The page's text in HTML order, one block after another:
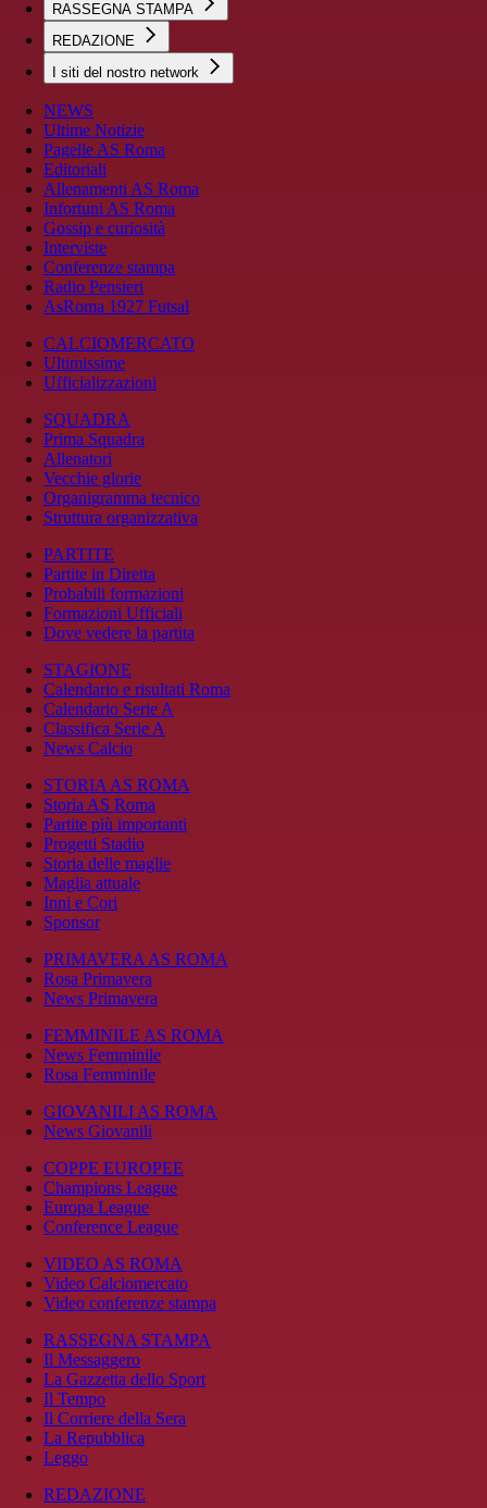
RASSEGNA STAMPA
REDAZIONE
I siti del nostro network
NEWS
Ultime Notizie
Pagelle AS Roma
Editoriali
Allenamenti AS Roma
Infortuni AS Roma
Gossip e curiosità
Interviste
Conferenze stampa
Radio Pensieri
AsRoma 1927 Futsal
CALCIOMERCATO
Ultimissime
Ufficializzazioni
SQUADRA
Prima Squadra
Allenatori
Vecchie glorie
Organigramma tecnico
Struttura organizzativa
PARTITE
Partite in Diretta
Probabili formazioni
Formazioni Ufficiali
Dove vedere la partita
STAGIONE
Calendario e risultati Roma
Calendario Serie A
Classifica Serie A
News Calcio
STORIA AS ROMA
Storia AS Roma
Partite più importanti
Progetti Stadio
Storia delle maglie
Maglia attuale
Inni e Cori
Sponsor
PRIMAVERA AS ROMA
Rosa Primavera
News Primavera
FEMMINILE AS ROMA
News Femminile
Rosa Femminile
GIOVANILI AS ROMA
News Giovanili
COPPE EUROPEE
Champions League
Europa League
Conference League
VIDEO AS ROMA
Video Calciomercato
Video conferenze stampa
RASSEGNA STAMPA
Il Messaggero
La Gazzetta dello Sport
Il Tempo
Il Corriere della Sera
La Repubblica
Leggo
REDAZIONE